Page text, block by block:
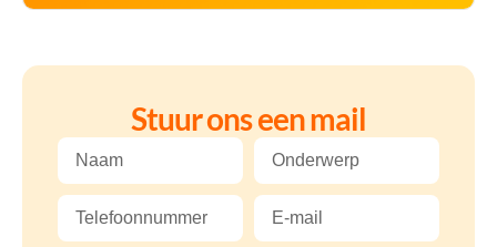
Stuur ons een mail